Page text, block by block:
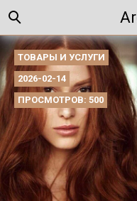
ТОВАРЫ И УСЛУГИ
2026-02-14
ПРОСМОТРОВ: 500